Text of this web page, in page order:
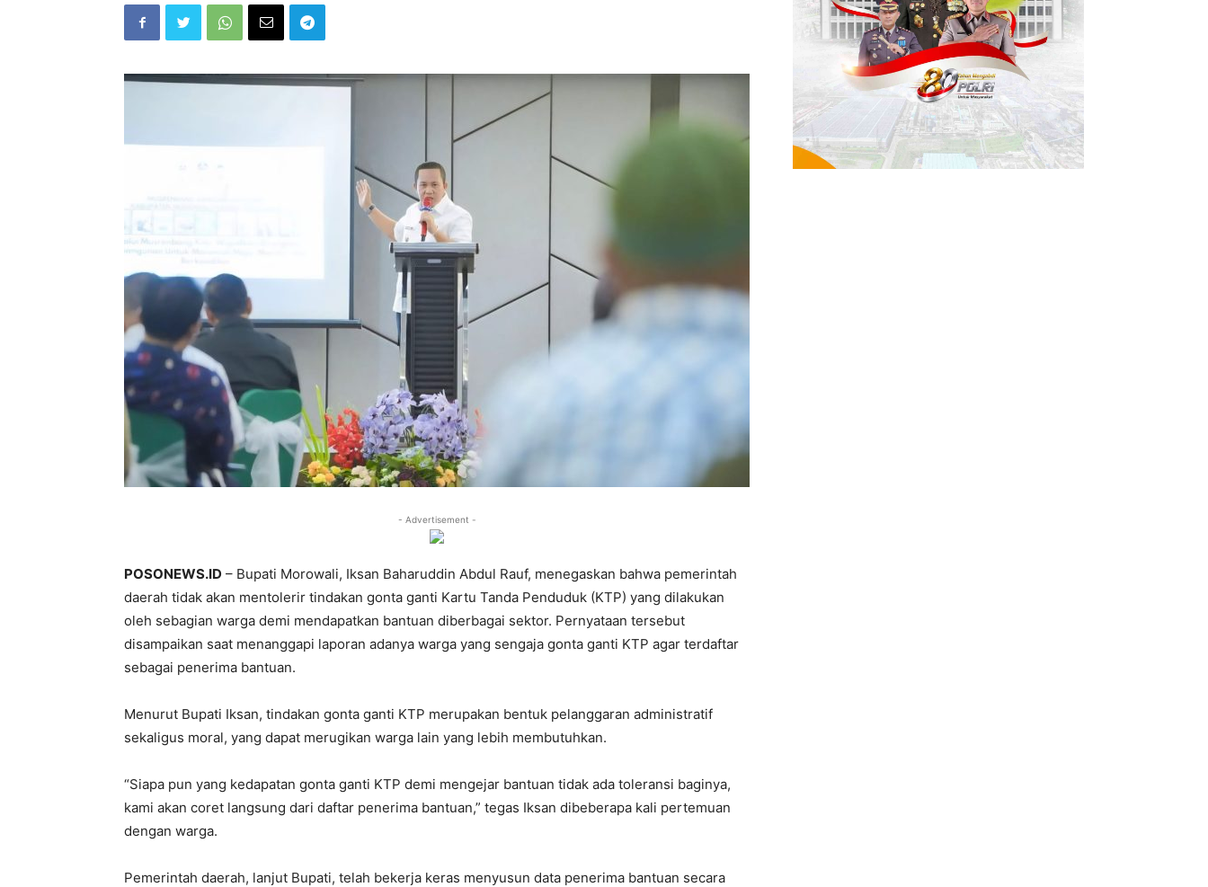
- Advertisement -
POSONEWS.ID – Bupati Morowali, Iksan Baharuddin Abdul Rauf, menegaskan bahwa pemerintah
daerah tidak akan mentolerir tindakan gonta ganti Kartu Tanda Penduduk (KTP) yang dilakukan
oleh sebagian warga demi mendapatkan bantuan diberbagai sektor. Pernyataan tersebut
disampaikan saat menanggapi laporan adanya warga yang sengaja gonta ganti KTP agar terdaftar
sebagai penerima bantuan.
Menurut Bupati Iksan, tindakan gonta ganti KTP merupakan bentuk pelanggaran administratif
sekaligus moral, yang dapat merugikan warga lain yang lebih membutuhkan.
“Siapa pun yang kedapatan gonta ganti KTP demi mengejar bantuan tidak ada toleransi baginya,
kami akan coret langsung dari daftar penerima bantuan,” tegas Iksan dibeberapa kali pertemuan
dengan warga.
Pemerintah daerah, lanjut Bupati, telah bekerja keras menyusun data penerima bantuan secara